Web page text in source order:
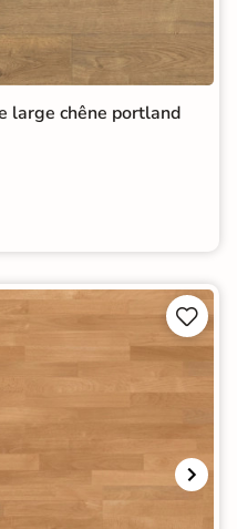
large chêne portland

